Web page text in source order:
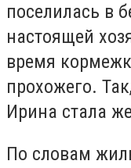
поселилась в
настоящей
время
прохожего.
Ирина стала
По словам